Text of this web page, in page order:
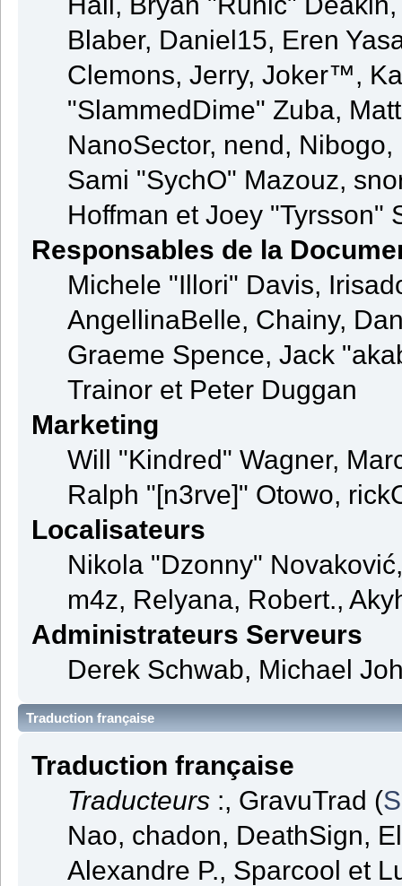
Blaber, Daniel15, Eren
Clemons, Jerry, Joker™,
"SlammedDime" Zuba,
NanoSector, nend,
Sami "SychO" Mazouz,
Hoffman et Joey "Tyrsson"
Responsables de la
Michele "Illori" Davis,
AngellinaBelle, Chainy,
Graeme Spence, Jack
Trainor et Peter Duggan
Marketing
Will "Kindred" Wagner,
Ralph "[n3rve]" Otowo,
Localisateurs
Nikola "Dzonny"
m4z, Relyana, Robert.,
Administrateurs Serveurs
Derek Schwab, Michael
Traduction française
Traduction française
Traducteurs:, GravuTrad (
Nao, chadon, DeathSign,
Alexandre P., Sparcool et